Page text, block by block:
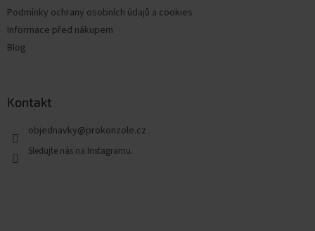
Podmínky ochrany osobních údajů a cookies
Informace před nákupem
Blog
Kontakt
objednavky@prokonzole.cz